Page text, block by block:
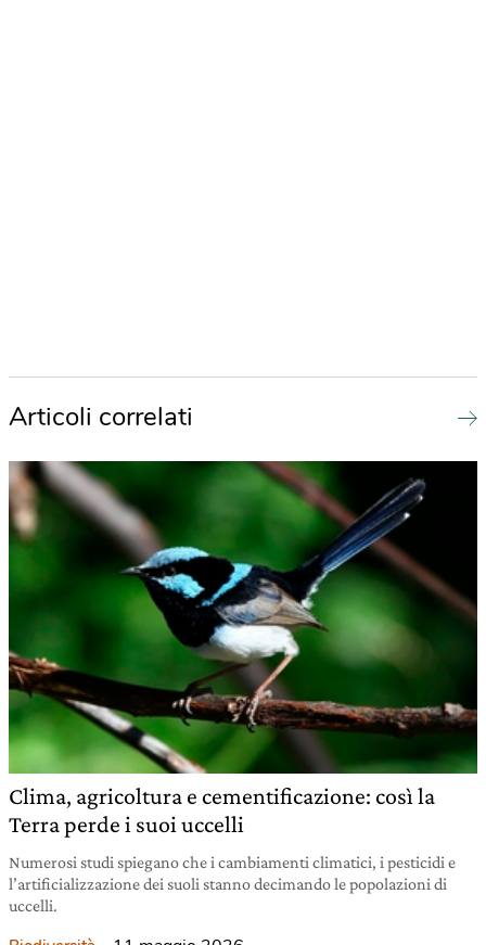
Articoli correlati
Clima, agricoltura e cementificazione: così la
Terra perde i suoi uccelli
Numerosi studi spiegano che i cambiamenti climatici, i pesticidi e
l’artificializzazione dei suoli stanno decimando le popolazioni di
uccelli.